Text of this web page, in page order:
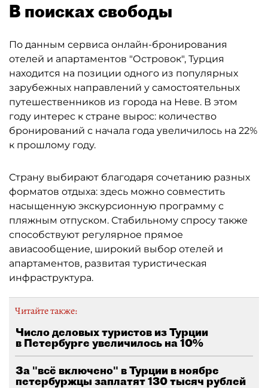
В поисках свободы
По данным сервиса онлайн-бронирования
отелей и апартаментов "Островок", Турция
находится на позиции одного из популярных
зарубежных направлений у самостоятельных
путешественников из города на Неве. В этом
году интерес к стране вырос: количество
бронирований с начала года увеличилось на 22%
к прошлому году.
Страну выбирают благодаря сочетанию разных
форматов отдыха: здесь можно совместить
насыщенную экскурсионную программу с
пляжным отпуском. Стабильному спросу также
способствуют регулярное прямое
авиасообщение, широкий выбор отелей и
апартаментов, развитая туристическая
инфраструктура.
Читайте также:
Число деловых туристов из Турции
в Петербурге увеличилось на 10%
За "всё включено" в Турции в ноябре
петербуржцы заплатят 130 тысяч рублей